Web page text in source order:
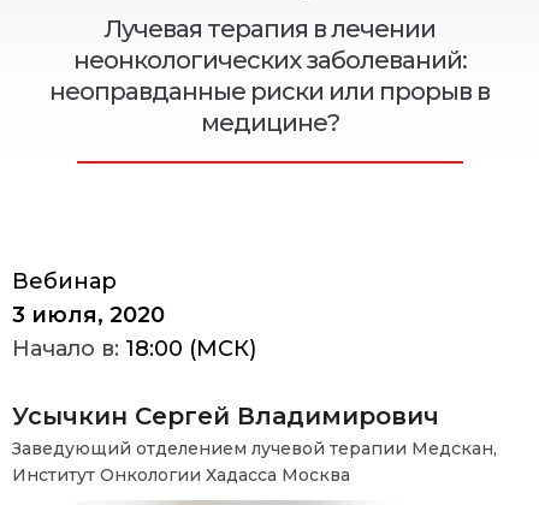
Лучевая терапия в лечении
неонкологических заболеваний:
неоправданные риски или прорыв в
медицине?
Вебинар
3 июля, 2020
Начало в: 18:00 (МСК)
Усычкин Сергей Владимирович
Заведующий отделением лучевой терапии Медскан,
Институт Онкологии Хадасса Москва